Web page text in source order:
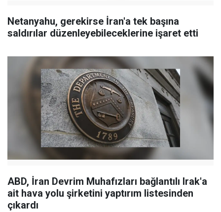
Netanyahu, gerekirse İran'a tek başına
saldırılar düzenleyebileceklerine işaret etti
ABD, İran Devrim Muhafızları bağlantılı Irak'a
ait hava yolu şirketini yaptırım listesinden
çıkardı